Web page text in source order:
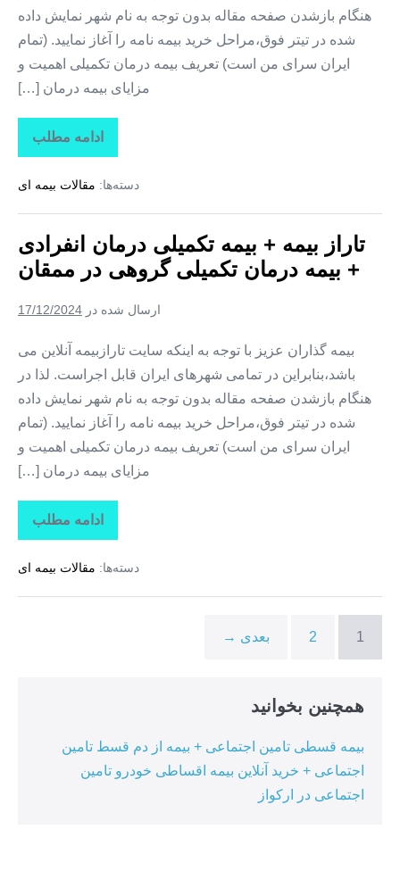
هنگام بازشدن صفحه مقاله بدون توجه به نام شهر نمایش داده
شده در تیتر فوق،مراحل خرید بیمه نامه را آغاز نمایید. (تمام
ایران سرای من است) تعریف بیمه درمان تکمیلی اهمیت و
مزایای بیمه درمان […]
ادامه مطلب
تاراز
بیمه
بیمه
درمان
+
بیمه
درمان
در
دسته‌ها: مقالات بیمه ای
تاراز بیمه + بیمه تکمیلی درمان انفرادی
+ بیمه درمان تکمیلی گروهی در ممقان
ارسال شده در 17/12/2024
بیمه گذاران عزیز با توجه به اینکه سایت تارازبیمه آنلاین می
باشد،بنابراین در تمامی شهرهای ایران قابل اجراست. لذا در
هنگام بازشدن صفحه مقاله بدون توجه به نام شهر نمایش داده
شده در تیتر فوق،مراحل خرید بیمه نامه را آغاز نمایید. (تمام
ایران سرای من است) تعریف بیمه درمان تکمیلی اهمیت و
مزایای بیمه درمان […]
ادامه مطلب
تاراز
بیمه
بیمه
درمان
دسته‌ها: مقالات بیمه ای
1
2 بعدی →
همچنین بخوانید
بیمه قسطی تامین اجتماعی + بیمه از دم قسط تامین
اجتماعی + خرید آنلاین بیمه اقساطی خودرو تامین
اجتماعی در ارکواز